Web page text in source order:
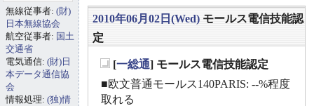
2010年06月02日(Wed) モールス電信技能認
定
[一総通] モールス電信技能認定
■欧文普通モールス140PARIS: --%程度
取れる
無線従事者: (財)
日本無線協会
航空従事者: 国土
交通省
電気通信: (財)日
本データ通信協
会
情報処理: (独)情